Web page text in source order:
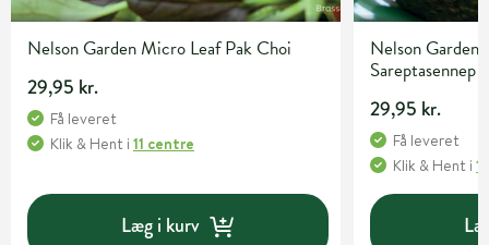
Nelson Garden Micro Leaf Pak Choi
29,95 kr.
Få leveret
Klik & Hent i 11 centre
Læg i kurv
Nelson Garden
Sareptasennep
29,95 kr.
Få leveret
Klik & Hent i